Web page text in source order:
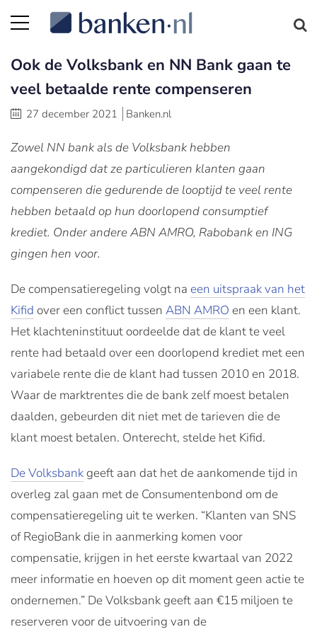
Ook de Volksbank en NN Bank gaan te
veel betaalde rente compenseren
27 december 2021 Banken.nl
Zowel NN bank als de Volksbank hebben
aangekondigd dat ze particulieren klanten gaan
compenseren die gedurende de looptijd te veel rente
hebben betaald op hun doorlopend consumptief
krediet. Onder andere ABN AMRO, Rabobank en ING
gingen hen voor.
De compensatieregeling volgt na een uitspraak van het
Kifid over een conflict tussen ABN AMRO en een klant.
Het klachteninstituut oordeelde dat de klant te veel
rente had betaald over een doorlopend krediet met een
variabele rente die de klant had tussen 2010 en 2018.
Waar de marktrentes die de bank zelf moest betalen
daalden, gebeurden dit niet met de tarieven die de
klant moest betalen. Onterecht, stelde het Kifid.
De Volksbankgeeft aan dat het de aankomende tijd in
overleg zal gaan met de Consumentenbond om de
compensatieregeling uit te werken. “Klanten van SNS
of RegioBank die in aanmerking komen voor
compensatie, krijgen in het eerste kwartaal van 2022
meer informatie en hoeven op dit moment geen actie te
ondernemen.” De Volksbank geeft aan €15 miljoen te
reserveren voor de uitvoering van de